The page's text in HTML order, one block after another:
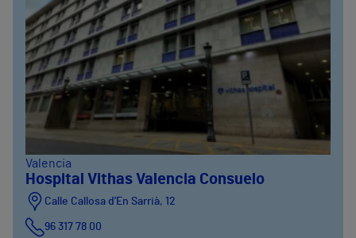
Valencia
Hospital Vithas Valencia Consuelo
Calle Callosa d’En Sarrià, 12
96 317 78 00